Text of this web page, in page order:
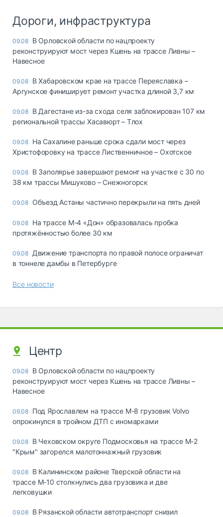
Дороги, инфраструктура
09.08 В Орловской области по нацпроекту
реконструируют мост через Кшень на трассе Ливны –
Навесное
09.08 В Хабаровском крае на трассе Переяславка –
Аргунское финиширует ремонт участка длиной 3,7 км
09.08 В Дагестане из-за схода селя заблокирован 107 км
региональной трассы Хасавюрт – Тлох
09.08 На Сахалине раньше срока сдали мост через
Христофоровку на трассе Лиственничное – Охотское
09.08 В Заполярье завершают ремонт на участке с 30 по
38 км трассы Мишуково – Снежногорск
09.08 Объезд Астаны частично перекрыли на пять дней
09.08 На трассе М-4 «Дон» образовалась пробка
протяжённостью более 30 км
09.08 Движение транспорта по правой полосе ограничат
в тоннеле дамбы в Петербурге
Все новости
Центр
09.08 В Орловской области по нацпроекту
реконструируют мост через Кшень на трассе Ливны –
Навесное
09.08 Под Ярославлем на трассе М-8 грузовик Volvo
опрокинулся в тройном ДТП с иномарками
09.08 В Чеховском округе Подмосковья на трассе М-2
"Крым" загорелся малотоннажный грузовик
09.08 В Калининском районе Тверской области на
трассе М-10 столкнулись два грузовика и две
легковушки
09.08 В Рязанской области автотранспорт снизил